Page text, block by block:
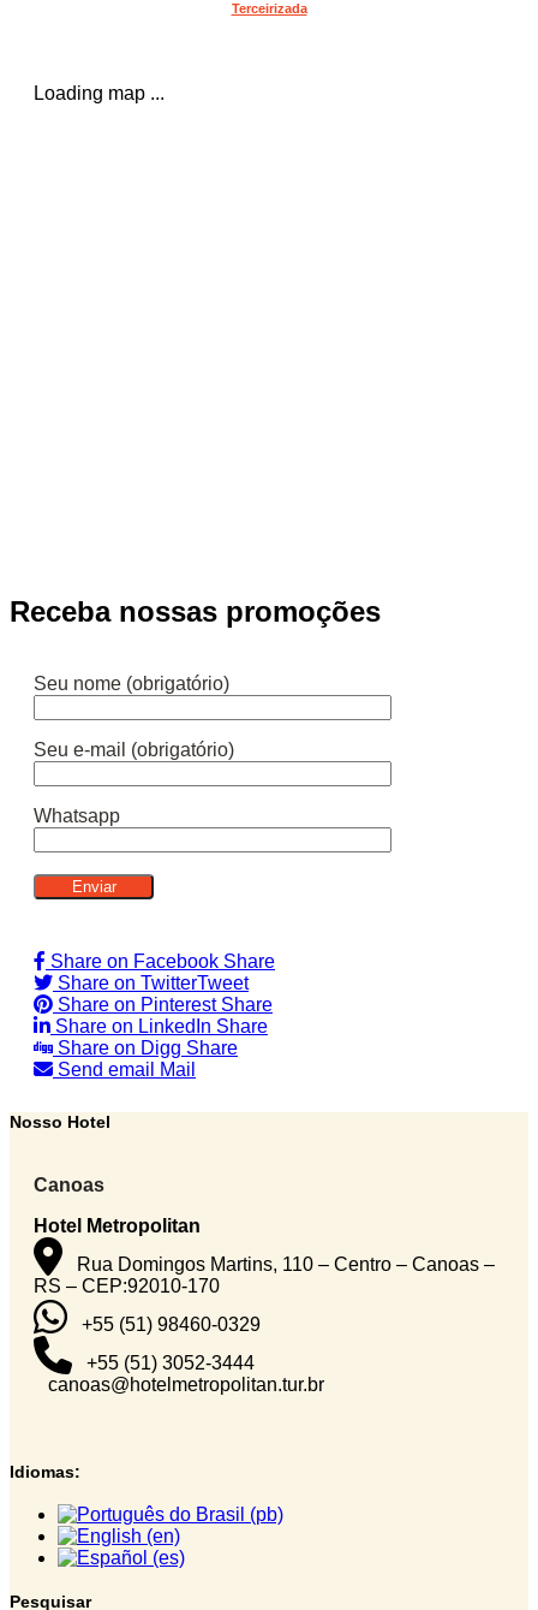
Terceirizada
Loading map ...
Receba nossas promoções
Seu nome (obrigatório)
Seu e-mail (obrigatório)
Whatsapp
Share on Facebook Share
Share on TwitterTweet
Share on Pinterest Share
Share on LinkedIn Share
Share on Digg Share
Send email
Mail
Nosso Hotel
Canoas
Hotel Metropolitan
Rua Domingos Martins, 110 – Centro – Canoas –
RS – CEP:92010-170
+55 (51) 98460-0329
+55 (51) 3052-3444
canoas@hotelmetropolitan.tur.br
Idiomas:
Pesquisar